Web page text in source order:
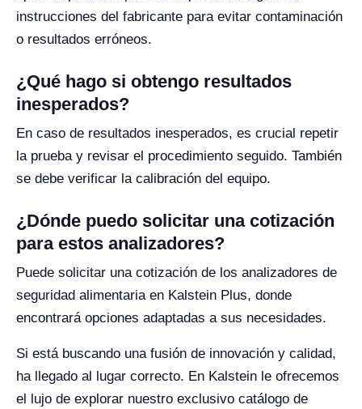
instrucciones del fabricante para evitar contaminación
o resultados erróneos.
¿Qué hago si obtengo resultados
inesperados?
En caso de resultados inesperados, es crucial repetir
la prueba y revisar el procedimiento seguido. También
se debe verificar la calibración del equipo.
¿Dónde puedo solicitar una cotización
para estos analizadores?
Puede solicitar una cotización de los analizadores de
seguridad alimentaria en Kalstein Plus, donde
encontrará opciones adaptadas a sus necesidades.
Si está buscando una fusión de innovación y calidad,
ha llegado al lugar correcto. En Kalstein le ofrecemos
el lujo de explorar nuestro exclusivo catálogo de